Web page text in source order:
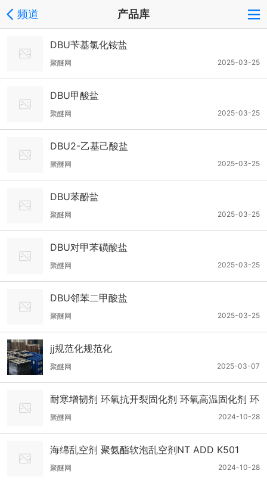
频道 产品库
DBU苄基氯化铵盐
2025-03-25
聚醚网
DBU甲酸盐
2025-03-25
聚醚网
DBU2-乙基己酸盐
2025-03-25
聚醚网
DBU苯酚盐
2025-03-25
聚醚网
DBU对甲苯磺酸盐
2025-03-25
聚醚网
DBU邻苯二甲酸盐
2025-03-25
聚醚网
jj规范化规范化
2025-03-07
聚醚网
耐寒增韧剂 环氧抗开裂固化剂 环氧高温固化剂 环
氧增韧固化剂NT EP CU-600
2024-10-28
聚醚网
海绵乱空剂 聚氨酯软泡乱空剂NT ADD K501
2024-10-28
聚醚网